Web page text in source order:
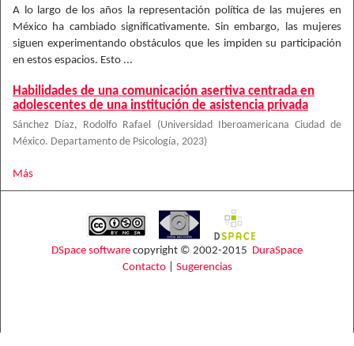
A lo largo de los años la representación política de las mujeres en
México ha cambiado significativamente. Sin embargo, las mujeres
siguen experimentando obstáculos que les impiden su participación
en estos espacios. Esto ...
Habilidades de una comunicación asertiva centrada en
adolescentes de una institución de asistencia privada
Sánchez Díaz, Rodolfo Rafael (Universidad Iberoamericana Ciudad de
México. Departamento de Psicología, 2023)
Más
DSpace software copyright © 2002-2015 DuraSpace
Contacto| Sugerencias